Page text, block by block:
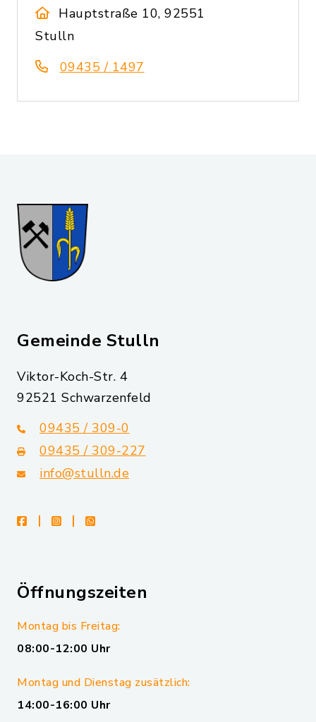
Hauptstraße 10, 92551
Stulln
09435 / 1497
Gemeinde Stulln
Viktor-Koch-Str. 4
92521 Schwarzenfeld
09435 / 309-0
09435 / 309-227
info@stulln.de
facebookinstagramwhatsapp
Öffnungszeiten
Montag bis Freitag:
08:00-12:00 Uhr
Montag und Dienstag zusätzlich:
14:00-16:00 Uhr